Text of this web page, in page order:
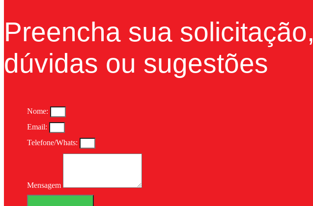
Preencha sua solicitação,
dúvidas ou sugestões
Nome:
Email:
Telefone/Whats:
Mensagem